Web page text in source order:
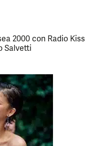
2000 con Radio Kiss
Salvetti